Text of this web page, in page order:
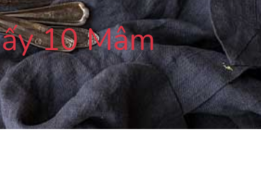
10 Mâm